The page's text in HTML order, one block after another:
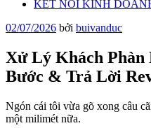
KẾT NỐI KINH
Đăng
02/07/2026 bởi buivanduc
Xử Lý Khách Phàn
Bước & Trả Lời
Ngón cái tôi vừa gõ xong câu
một milimét nữa.